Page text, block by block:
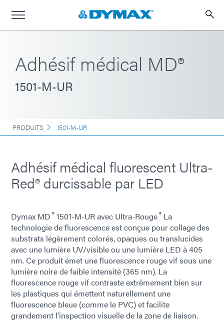
Adhésif médical MD®
1501-M-UR
PRODUITS 1501-M-UR
Adhésif médical fluorescent Ultra-
Red® durcissable par LED
Dymax MD ® 1501-M-UR avec Ultra-Rouge® La
technologie de fluorescence est conçue pour collage des
substrats légèrement colorés, opaques ou translucides
avec une lumière UV/visible ou une lumière LED à 405
nm. Ce produit émet une fluorescence rouge vif sous une
lumière noire de faible intensité (365 nm). La
fluorescence rouge vif contraste extrêmement bien sur
les plastiques qui émettent naturellement une
fluorescence bleue (comme le PVC) et facilite
grandement l'inspection visuelle de la zone de liaison.